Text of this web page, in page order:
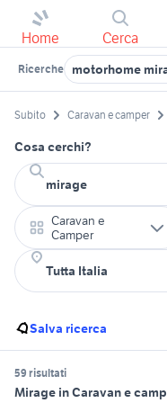
Home Cerca
Ricerche motorhome
Subito Caravan e camper
Cosa cerchi?
Caravan e
Camper
Salva ricerca
59 risultati
Mirage in Caravan e